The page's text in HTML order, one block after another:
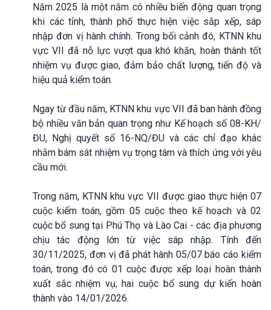
Năm 2025 là một năm có nhiều biến động quan trọng
khi các tỉnh, thành phố thực hiện việc sắp xếp, sáp
nhập đơn vị hành chính. Trong bối cảnh đó, KTNN khu
vực VII đã nỗ lực vượt qua khó khăn, hoàn thành tốt
nhiệm vụ được giao, đảm bảo chất lượng, tiến độ và
hiệu quả kiểm toán.
Ngay từ đầu năm, KTNN khu vực VII đã ban hành đồng
bộ nhiều văn bản quan trọng như Kế hoạch số 08-KH/
ĐU, Nghị quyết số 16-NQ/ĐU và các chỉ đạo khác
nhằm bám sát nhiệm vụ trọng tâm và thích ứng với yêu
cầu mới.
Trong năm, KTNN khu vực VII được giao thực hiện 07
cuộc kiểm toán, gồm 05 cuộc theo kế hoạch và 02
cuộc bổ sung tại Phú Thọ và Lào Cai - các địa phương
chịu tác động lớn từ việc sáp nhập. Tính đến
30/11/2025, đơn vị đã phát hành 05/07 báo cáo kiểm
toán, trong đó có 01 cuộc được xếp loại hoàn thành
xuất sắc nhiệm vụ; hai cuộc bổ sung dự kiến hoàn
thành vào 14/01/2026.